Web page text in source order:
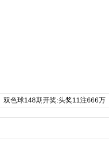
双色球148期开奖:头奖11注666万